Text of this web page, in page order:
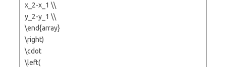
x_2-x_1 \\
y_2-y_1 \\
\end{array}
\right)
\cdot
\left(